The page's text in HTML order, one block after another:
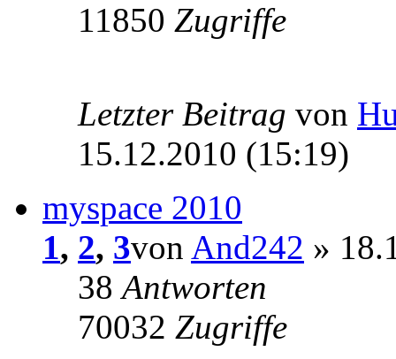
11850 Zugriffe
Letzter Beitrag von
15.12.2010 (15:19)
myspace 2010
1, 2, 3von And242 »
38Antworten
70032 Zugriffe